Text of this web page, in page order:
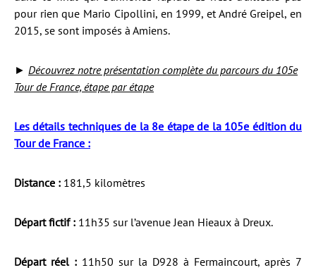
pour rien que Mario Cipollini, en 1999, et André Greipel, en
2015, se sont imposés à Amiens.
► Découvrez notre présentation complète du parcours du 105e
Tour de France, étape par étape
Les détails techniques de la 8e étape de la 105e édition du
Tour de France :
Distance : 181,5 kilomètres
Départ fictif : 11h35 sur l’avenue Jean Hieaux à Dreux.
Départ réel : 11h50 sur la D928 à Fermaincourt, après 7